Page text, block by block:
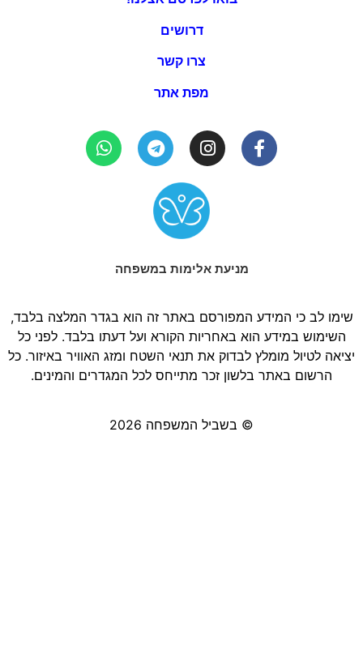
דרושים
צרו קשר
מפת אתר
מניעת אלימות במשפחה
שימו לב כי המידע המפורסם באתר זה הוא בגדר המלצה בלבד,
השימוש במידע הוא באחריות הקורא ועל דעתו בלבד. לפני כל
יציאה לטיול מומלץ לבדוק את תנאי השטח ומזג האוויר באיזור. כל
הרשום באתר בלשון זכר מתייחס לכל המגדרים והמינים.
© בשביל המשפחה 2026